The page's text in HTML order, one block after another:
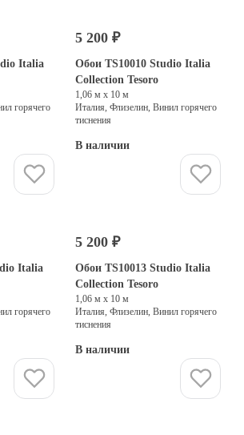
Italia
горячего
5 200 ₽
Обои TS10010 Studio Italia
Collection Tesoro
1,06 м х 10 м
Италия, Флизелин, Винил горячего
тиснения
В наличии
Italia
горячего
5 200 ₽
Обои TS10013 Studio Italia
Collection Tesoro
1,06 м х 10 м
Италия, Флизелин, Винил горячего
тиснения
В наличии